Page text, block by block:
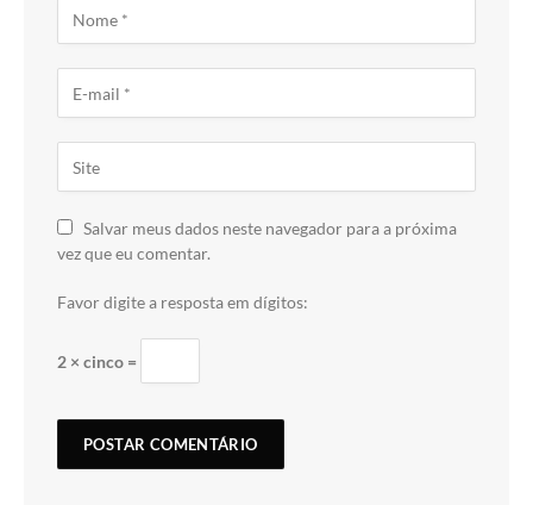
Salvar meus dados neste navegador para a próxima
vez que eu comentar.
Favor digite a resposta em dígitos:
2 × cinco =